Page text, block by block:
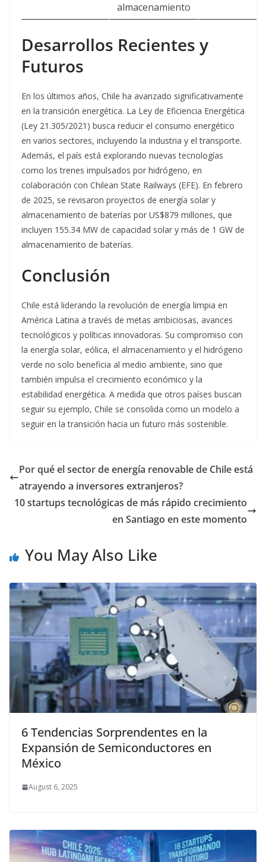
almacenamiento
Desarrollos Recientes y
Futuros
En los últimos años, Chile ha avanzado significativamente
en la transición energética. La Ley de Eficiencia Energética
(Ley 21.305/2021) busca reducir el consumo energético
en varios sectores, incluyendo la industria y el transporte.
Además, el país está explorando nuevas tecnologías
como los trenes impulsados por hidrógeno, en
colaboración con Chilean State Railways (EFE). En febrero
de 2025, se revisaron proyectos de energía solar y
almacenamiento de baterías por US$879 millones, que
incluyen 155.34 MW de capacidad solar y más de 1 GW de
almacenamiento de baterías.
Conclusión
Chile está liderando la revolución de energía limpia en
América Latina a través de metas ambiciosas, avances
tecnológicos y políticas innovadoras. Su compromiso con
la energía solar, eólica, el almacenamiento y el hidrógeno
verde no solo beneficia al medio ambiente, sino que
también impulsa el crecimiento económico y la
estabilidad energética. A medida que otros países buscan
seguir su ejemplo, Chile se consolida como un modelo a
seguir en la transición hacia un futuro más sostenible.
Por qué el sector de energía renovable de Chile está
atrayendo a inversores extranjeros?
10 startups tecnológicas de más rápido crecimiento
en Santiago en este momento
You May Also Like
6 Tendencias Sorprendentes en la
Expansión de Semiconductores en
México
August 6, 2025